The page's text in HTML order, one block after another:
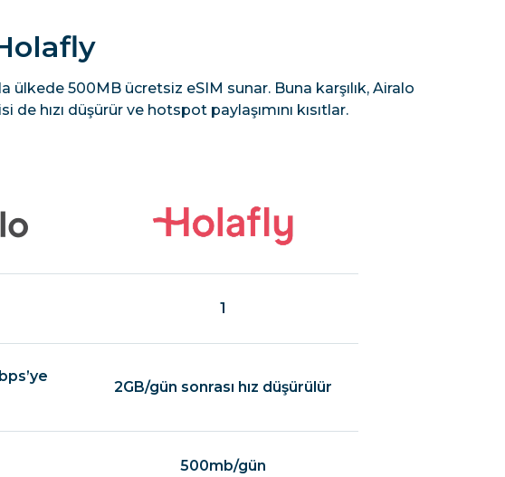
ülkede 500MB ücretsiz eSIM sunar. Buna karşılık, Airalo
hızı düşürür ve hotspot paylaşımını kısıtlar.
1
2GB/gün sonrası hız düşürülür
500mb/gün